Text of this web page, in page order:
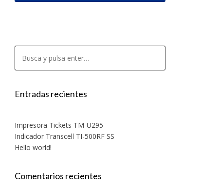
Entradas recientes
Impresora Tickets TM-U295
Indicador Transcell TI-500RF SS
Hello world!
Comentarios recientes